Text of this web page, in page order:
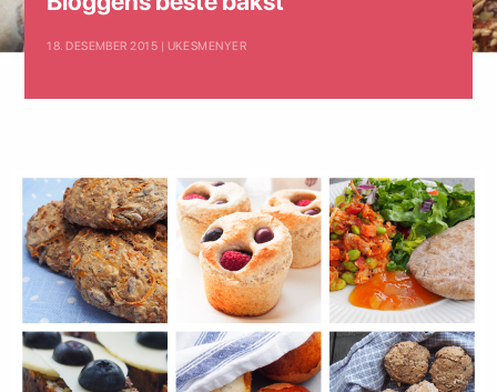
18. DESEMBER 2015 | UKESMENYER